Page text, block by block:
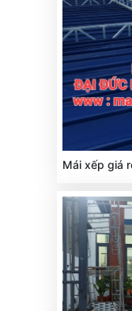
Mái xếp giá